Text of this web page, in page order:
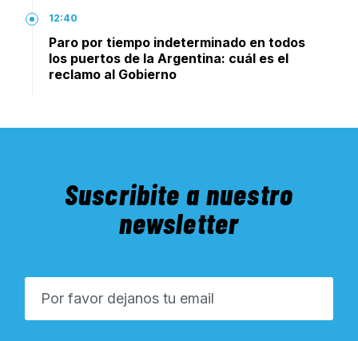
12:40
Paro por tiempo indeterminado en todos
los puertos de la Argentina: cuál es el
reclamo al Gobierno
Suscribite a nuestro
newsletter